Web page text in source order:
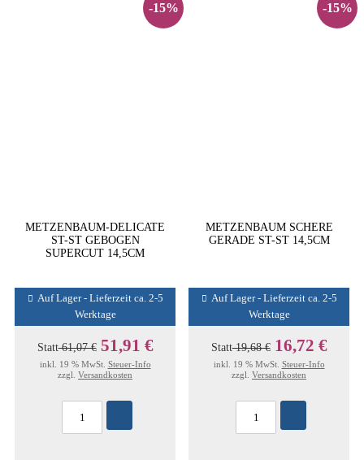
-15%
METZENBAUM-DELICATE
ST-ST GEBOGEN
SUPERCUT 14,5CM
Auf Lager - Lieferzeit ca. 2-5
Werktage
Statt61,07 € 51,91 €
inkl. 19 % MwSt. Steuer-Info
zzgl. Versandkosten
-15%
METZENBAUM SCHERE
GERADE ST-ST 14,5CM
Auf Lager - Lieferzeit ca. 2-5
Werktage
Statt19,68 € 16,72 €
inkl. 19 % MwSt. Steuer-Info
zzgl. Versandkosten